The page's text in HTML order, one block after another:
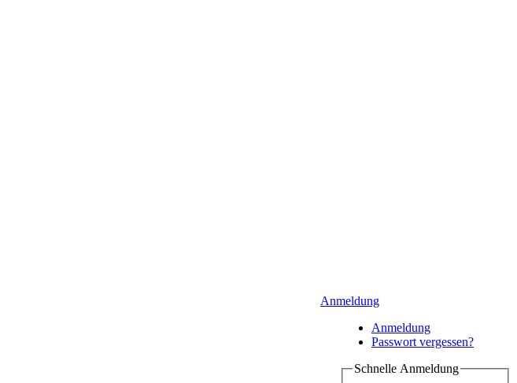
Anmeldung
Anmeldung
Passwort vergessen?
Schnelle Anmeldung